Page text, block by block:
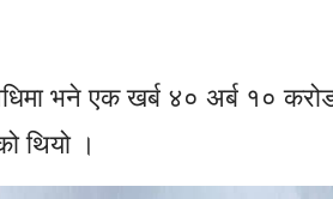
भने एक खर्ब ४० अर्ब १०
थियो ।